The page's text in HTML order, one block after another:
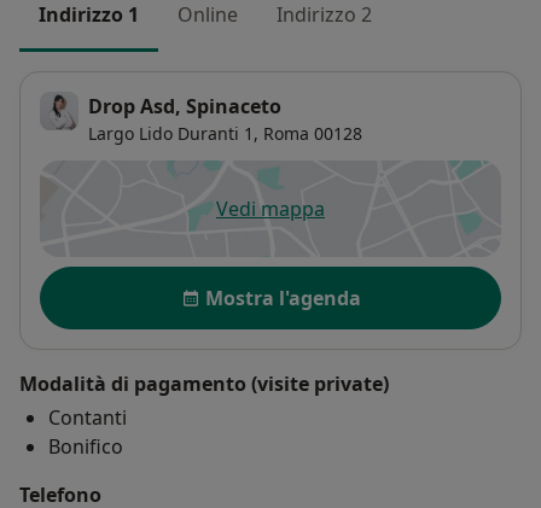
Indirizzo 1 Online Indirizzo 2
Drop Asd, Spinaceto
Largo Lido Duranti 1, Roma 00128
Vedi mappasi apre in una nuova scheda
Disponibilità
Mostra l'agenda
Modalità di pagamento (visite private)
Contanti
Bonifico
Telefono